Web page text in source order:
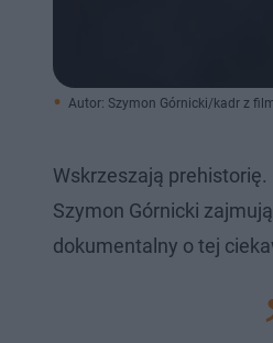
Autor: Szymon Górnicki/kadr z
​Wskrzeszają
Szymon Górnicki
dokumentalny o tej